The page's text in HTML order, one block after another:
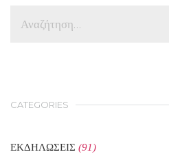
CATEGORIES
ΕΚΔΗΛΩΣΕΙΣ (91)